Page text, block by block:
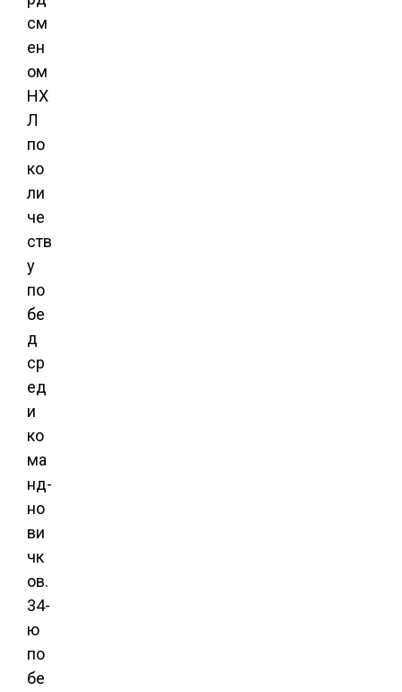
см
ен
ом
НХ
Л
по
ко
ли
че
ств
у
по
бе
д
ср
ед
и
ко
ма
нд-
но
ви
чк
ов.
34-
ю
по
бе